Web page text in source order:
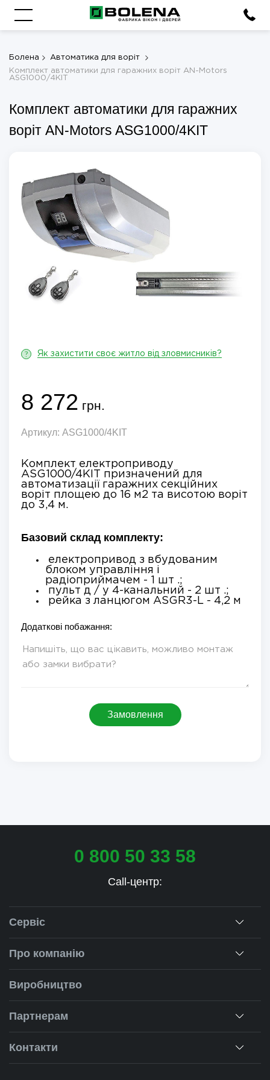
Болена
Автоматика для воріт
Комплект автоматики для гаражних воріт AN-Motors
ASG1000/4KIT
Комплект автоматики для гаражних
воріт AN-Motors ASG1000/4KIT
? Як захистити своє житло від зловмисників?
8 272 грн.
Артикул: ASG1000/4KIT
Комплект електроприводу
ASG1000/4KIT призначений для
автоматизації гаражних секційних
воріт площею до 16 м2 та висотою воріт
до 3,4 м.
Базовий склад комплекту:
електропривод з вбудованим
блоком управління і
радіоприймачем - 1 шт .;
пульт д / у 4-канальний - 2 шт .;
рейка з ланцюгом ASGR3-L - 4,2 м
Додаткові побажання:
Замовлення
0 800 50 33 58
Call-центр:
Сервіс
Консультація
Заміри
Монтаж
Ремонт вікон
Гарантії
Про компанію
Про нас
Наша історія
Наші об'єкти
Новини
Вакансії
Виробництво
Партнерам
Для партнерів
Контакти